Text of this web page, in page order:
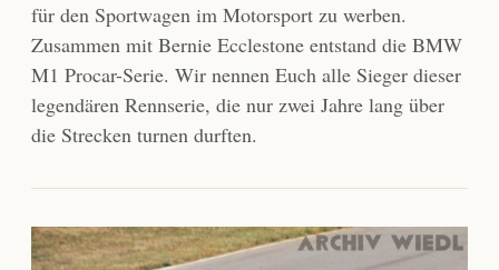
für den Sportwagen im Motorsport zu werben.
Zusammen mit Bernie Ecclestone entstand die BMW
M1 Procar-Serie. Wir nennen Euch alle Sieger dieser
legendären Rennserie, die nur zwei Jahre lang über
die Strecken turnen durften.